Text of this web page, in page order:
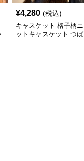
¥4,280 (税込)
キャスケット 格子柄ニ
ットキャスケット つば